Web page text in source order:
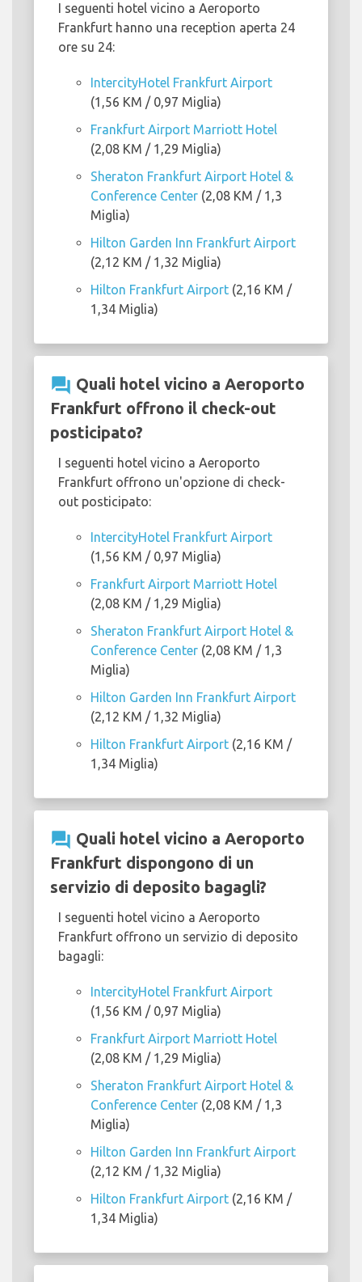
I seguenti hotel vicino a Aeroporto
Frankfurt hanno una reception aperta 24
ore su 24:
IntercityHotel Frankfurt Airport
(1,56 KM / 0,97 Miglia)
Frankfurt Airport Marriott Hotel
(2,08 KM / 1,29 Miglia)
Sheraton Frankfurt Airport Hotel &
Conference Center (2,08 KM / 1,3
Miglia)
Hilton Garden Inn Frankfurt Airport
(2,12 KM / 1,32 Miglia)
Hilton Frankfurt Airport (2,16 KM /
1,34 Miglia)
question_answer Quali hotel vicino a Aeroporto
Frankfurt offrono il check-out
posticipato?
I seguenti hotel vicino a Aeroporto
Frankfurt offrono un'opzione di check-
out posticipato:
IntercityHotel Frankfurt Airport
(1,56 KM / 0,97 Miglia)
Frankfurt Airport Marriott Hotel
(2,08 KM / 1,29 Miglia)
Sheraton Frankfurt Airport Hotel &
Conference Center (2,08 KM / 1,3
Miglia)
Hilton Garden Inn Frankfurt Airport
(2,12 KM / 1,32 Miglia)
Hilton Frankfurt Airport (2,16 KM /
1,34 Miglia)
question_answer Quali hotel vicino a Aeroporto
Frankfurt dispongono di un
servizio di deposito bagagli?
I seguenti hotel vicino a Aeroporto
Frankfurt offrono un servizio di deposito
bagagli:
IntercityHotel Frankfurt Airport
(1,56 KM / 0,97 Miglia)
Frankfurt Airport Marriott Hotel
(2,08 KM / 1,29 Miglia)
Sheraton Frankfurt Airport Hotel &
Conference Center (2,08 KM / 1,3
Miglia)
Hilton Garden Inn Frankfurt Airport
(2,12 KM / 1,32 Miglia)
Hilton Frankfurt Airport (2,16 KM /
1,34 Miglia)